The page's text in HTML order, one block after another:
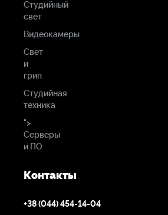
Студийный
свет
Видеокамеры
Свет
и
грип
Студийная
техника
">
Серверы
и ПО
Контакты
+38 (044) 454-14-04